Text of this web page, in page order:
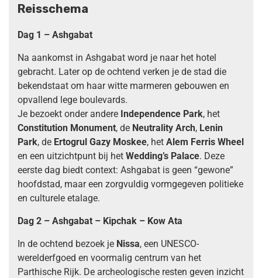
Reisschema
Dag 1 – Ashgabat
Na aankomst in Ashgabat word je naar het hotel
gebracht. Later op de ochtend verken je de stad die
bekendstaat om haar witte marmeren gebouwen en
opvallend lege boulevards.
Je bezoekt onder andere Independence Park, het
Constitution Monument, de Neutrality Arch, Lenin
Park, de Ertogrul Gazy Moskee, het Alem Ferris Wheel
en een uitzichtpunt bij het Wedding’s Palace. Deze
eerste dag biedt context: Ashgabat is geen “gewone”
hoofdstad, maar een zorgvuldig vormgegeven politieke
en culturele etalage.
Dag 2 – Ashgabat – Kipchak – Kow Ata
In de ochtend bezoek je Nissa, een UNESCO-
werelderfgoed en voormalig centrum van het
Parthische Rijk. De archeologische resten geven inzicht